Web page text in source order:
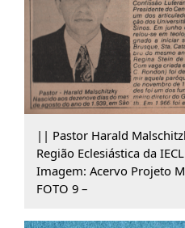
|| Pastor Harald
Região Eclesiástica da
Imagem: Acervo Projeto
FOTO 9 –